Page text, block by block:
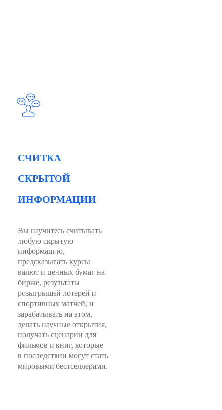
СЧИТКА
СКРЫТОЙ
ИНФОРМАЦИИ
Вы научитесь считывать
любую скрытую
информацию,
предсказывать курсы
валют и ценных бумаг на
бирже, результаты
розыгрышей лотерей и
спортивных матчей, и
зарабатывать на этом,
делать научные открытия,
получать сценарии для
фильмов и книг, которые
в последствии могут стать
мировыми бестселлерами.